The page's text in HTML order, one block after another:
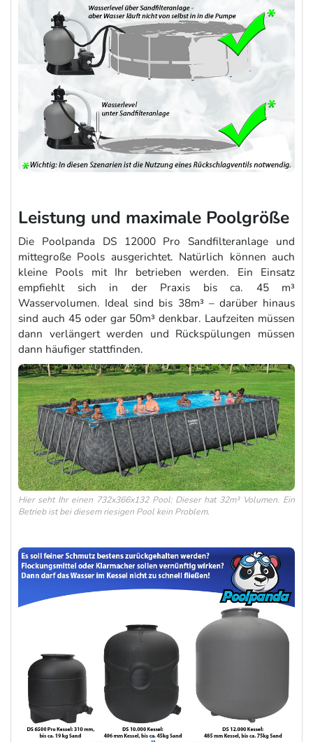
Leistung und maximale Poolgröße
Die Poolpanda DS 12000 Pro Sandfilteranlage und
mittegroße Pools ausgerichtet. Natürlich können auch
kleine Pools mit Ihr betrieben werden. Ein Einsatz
empfiehlt sich in der Praxis bis ca. 45 m³
Wasservolumen. Ideal sind bis 38m³ – darüber hinaus
sind auch 45 oder gar 50m³ denkbar. Laufzeiten müssen
dann verlängert werden und Rückspülungen müssen
dann häufiger stattfinden.
Hier seht Ihr einen 732x366x132 Pool: Dieser hat 32m³ Volumen. Ein
Betrieb ist bei diesem riesigen Pool kein Problem.